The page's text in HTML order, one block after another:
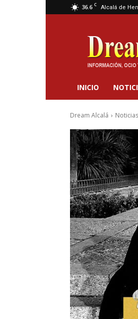
36.6 C Alcalá de
Dream
Alcalá
INICIO
Dream Alcalá Noticias